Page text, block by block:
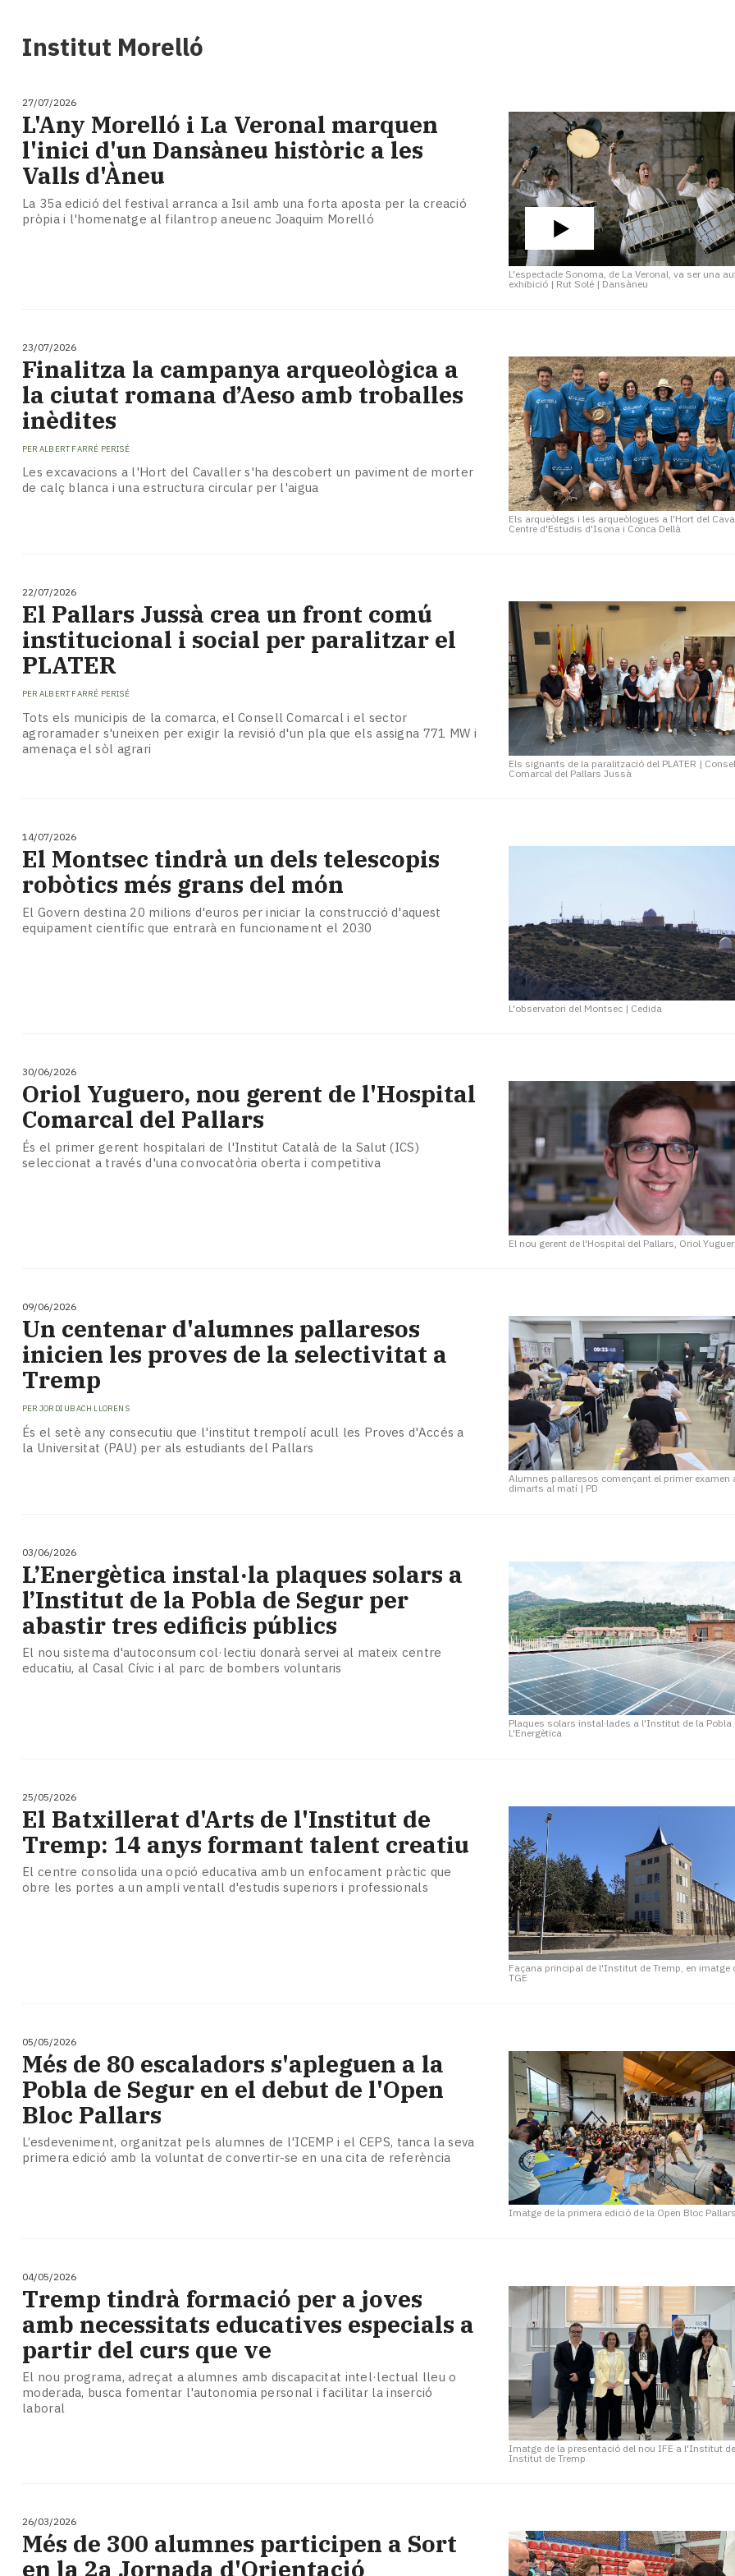
Cultura
tant!
TV
i
mitjans
El
temps
Reportatges
teva!
Subscriptors
La
newsletter
del
Pallars
Contingut
patrocinat
Institut Morelló
27/07/2026
L'espectacle Sonoma, de La Veronal, va ser una
exhibició | Rut Solé | Dansàneu
L'Any Morelló i La Veronal marquen
l'inici d'un Dansàneu històric a les
Valls d'Àneu
La 35a edició del festival arranca a Isil amb una forta aposta per la creació
pròpia i l'homenatge al filantrop aneuenc Joaquim Morelló
23/07/2026
Els arqueòlegs i les arqueòlogues a l'Hort del
Centre d'Estudis d'Isona i Conca Dellà
Finalitza la campanya arqueològica a
la ciutat romana d’Aeso amb troballes
inèdites
PER ALBERT FARRÉ PERISÉ
Les excavacions a l'Hort del Cavaller s'ha descobert un paviment de morter
de calç blanca i una estructura circular per l'aigua
22/07/2026
Els signants de la paralització del PLATER |
Comarcal del Pallars Jussà
El Pallars Jussà crea un front comú
institucional i social per paralitzar el
PLATER
PER ALBERT FARRÉ PERISÉ
Tots els municipis de la comarca, el Consell Comarcal i el sector
agroramader s'uneixen per exigir la revisió d'un pla que els assigna 771 MW i
amenaça el sòl agrari
14/07/2026
L'observatori del Montsec | Cedida
El Montsec tindrà un dels telescopis
robòtics més grans del món
El Govern destina 20 milions d'euros per iniciar la construcció d'aquest
equipament científic que entrarà en funcionament el 2030
30/06/2026
El nou gerent de l'Hospital del Pallars, Oriol
​Oriol Yuguero, nou gerent de l'Hospital
Comarcal del Pallars
És el primer gerent hospitalari de l'Institut Català de la Salut (ICS)
seleccionat a través d'una convocatòria oberta i competitiva
09/06/2026
Alumnes pallaresos començant el primer examen
dimarts al matí | PD
Un centenar d'alumnes pallaresos
inicien les proves de la selectivitat a
Tremp
PER JORDI UBACH LLORENS
És el setè any consecutiu que l'institut trempolí acull les Proves d'Accés a
la Universitat (PAU) per als estudiants del Pallars
03/06/2026
Plaques solars instal·lades a l'Institut de la Pobla
L'Energètica
L’Energètica instal·la plaques solars a
l’Institut de la Pobla de Segur per
abastir tres edificis públics
El nou sistema d'autoconsum col·lectiu donarà servei al mateix centre
educatiu, al Casal Cívic i al parc de bombers voluntaris
25/05/2026
Façana principal de l'Institut de Tremp, en imatge
TGE
El Batxillerat d'Arts de l'Institut de
Tremp: 14 anys formant talent creatiu
El centre consolida una opció educativa amb un enfocament pràctic que
obre les portes a un ampli ventall d'estudis superiors i professionals
05/05/2026
Imatge de la primera edició de la Open Bloc
Més de 80 escaladors s'apleguen a la
Pobla de Segur en el debut de l'Open
Bloc Pallars
L’esdeveniment, organitzat pels alumnes de l'ICEMP i el CEPS, tanca la seva
primera edició amb la voluntat de convertir-se en una cita de referència
04/05/2026
Imatge de la presentació del nou IFE a l'Institut
Institut de Tremp
Tremp tindrà formació per a joves
amb necessitats educatives especials a
partir del curs que ve
El nou programa, adreçat a alumnes amb discapacitat intel·lectual lleu o
moderada, busca fomentar l'autonomia personal i facilitar la inserció
laboral
26/03/2026
Més de 300 alumnes participen a Sort
en la 2a Jornada d'Orientació